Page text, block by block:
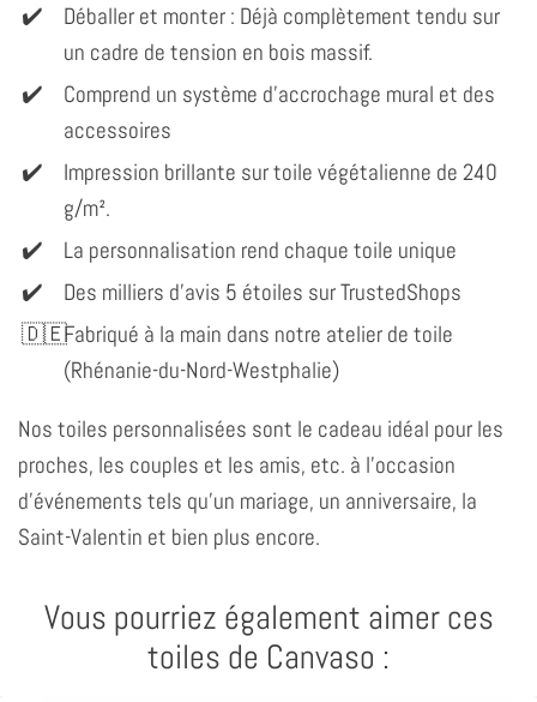
Déballer et monter : Déjà complètement tendu sur
un cadre de tension en bois massif.
Comprend un système d'accrochage mural et des
accessoires
Impression brillante sur toile végétalienne de 240
g/m².
La personnalisation rend chaque toile unique
Des milliers d'avis 5 étoiles sur TrustedShops
Fabriqué à la main dans notre atelier de toile
(Rhénanie-du-Nord-Westphalie)
Nos toiles personnalisées sont le cadeau idéal pour les
proches, les couples et les amis, etc. à l'occasion
d'événements tels qu'un mariage, un anniversaire, la
Saint-Valentin et bien plus encore.
Vous pourriez également aimer ces
toiles de Canvaso :